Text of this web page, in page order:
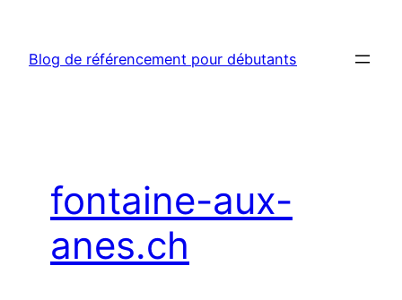
contenu
Blog de référencement pour débutants
fontaine-aux-
anes.ch